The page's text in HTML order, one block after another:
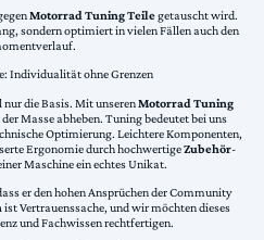
Motorrad Tuning Teilegetauscht wird.
sondern optimiert in vielen Fällen auch den
Individualität ohne Grenzen
die Basis. Mit unserenMotorrad Tuning
Masse abheben. Tuning bedeutet bei uns
Optimierung. Leichtere Komponenten,
Ergonomie durch hochwertigeZubehör-
Maschine ein echtes Unikat.
er den hohen Ansprüchen der Community
ist Vertrauenssache, und wir möchten dieses
und Fachwissen rechtfertigen.